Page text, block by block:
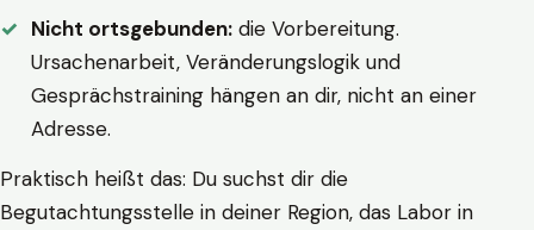
Nicht ortsgebunden: die Vorbereitung.
Ursachenarbeit, Veränderungslogik und
Gesprächstraining hängen an dir, nicht an einer
Adresse.
Praktisch heißt das: Du suchst dir die
Begutachtungsstelle in deiner Region, das Labor in